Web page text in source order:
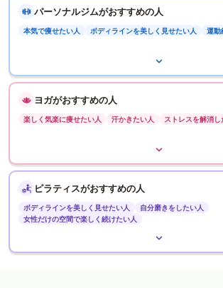
パーソナルジムがおすすめの人
本気で痩せたい人 ボディラインを美しく見せたい人 運動
ヨガがおすすめの人
楽しく気楽に痩せたい人 汗かきたい人 ストレスを解消し
ピラティスがおすすめの人
ボディラインを美しく見せたい人
自分磨きをしたい人
女性だけの空間で楽しく続けたい人